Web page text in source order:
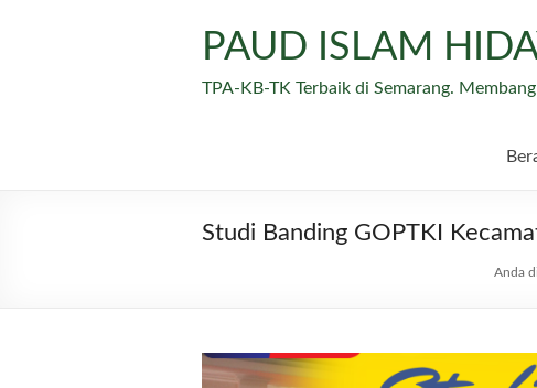
PAUD ISLAM
TPA-KB-TK Terbaik di Semarang.
Studi Banding GOPTKI
Anda